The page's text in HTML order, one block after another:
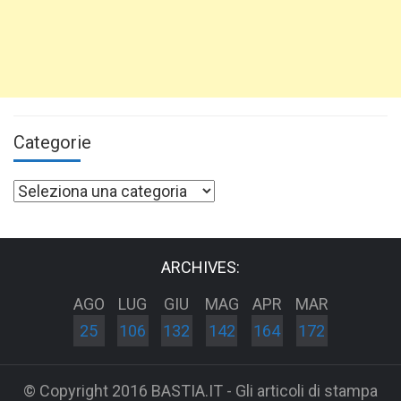
Categorie
Categorie
ARCHIVES:
AGO
25
LUG
106
GIU
132
MAG
142
APR
164
MAR
172
© Copyright 2016 BASTIA.IT - Gli articoli di stampa